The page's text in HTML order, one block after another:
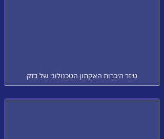
טיזר היכרות האקתון הטכנולוגי של בזק